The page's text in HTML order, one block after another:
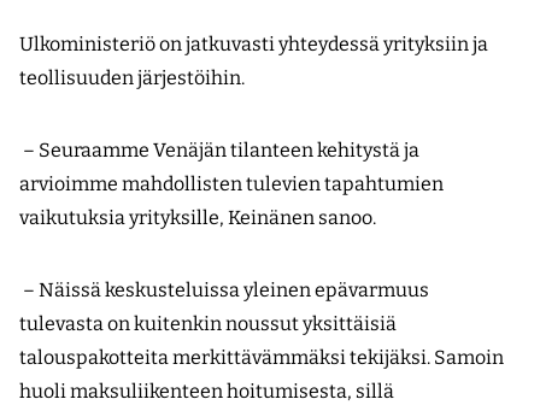
Ulkoministeriö on jatkuvasti yhteydessä yrityksiin ja
teollisuuden järjestöihin.
– Seuraamme Venäjän tilanteen kehitystä ja
arvioimme mahdollisten tulevien tapahtumien
vaikutuksia yrityksille, Keinänen sanoo.
– Näissä keskusteluissa yleinen epävarmuus
tulevasta on kuitenkin noussut yksittäisiä
talouspakotteita merkittävämmäksi tekijäksi. Samoin
huoli maksuliikenteen hoitumisesta, sillä